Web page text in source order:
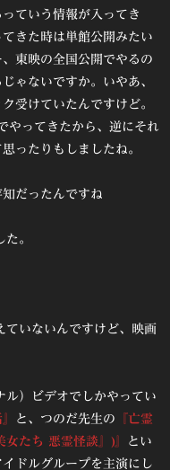
ていう情報が入ってき
きた時は単館公開みたい
東映の全国公開でやるの
ゃないですか。いやあ、
受けていたんですけど。
やってきたから、逆にそれ
ったりもしましたね。
だったんですね
。
いないんですけど、映画
）ビデオでしかやってい
と、つのだ先生の 『亡霊
女たち 悪霊怪談』)』
とい
ドルグループを主演にし